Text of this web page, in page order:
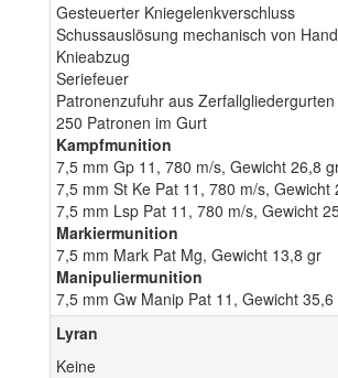
Gesteuerter Kniegelenkverschluss
Schussauslösung mechanisch von
Knieabzug
Seriefeuer
Patronenzufuhr aus Zerfallgliedergurten
250 Patronen im Gurt
Kampfmunition
7,5 mm Gp 11, 780 m/s, Gewicht 26,8
7,5 mm St Ke Pat 11, 780 m/s, Gewicht
7,5 mm Lsp Pat 11, 780 m/s, Gewicht
Markiermunition
7,5 mm Mark Pat Mg, Gewicht 13,8 gr
Manipuliermunition
7,5 mm Gw Manip Pat 11, Gewicht 35,6
Lyran
Keine